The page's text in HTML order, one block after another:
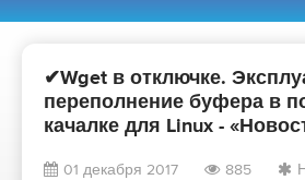
✔Wget в отключке.
переполнение буфера в
качалке для Linux -
01 декабря 2017 885